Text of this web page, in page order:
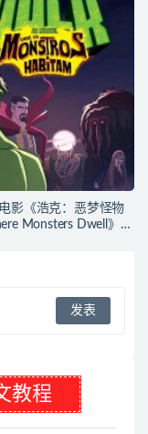
的欢乐生活下载
影《浩克：恶梦怪物
Monsters Dwell》多
教程